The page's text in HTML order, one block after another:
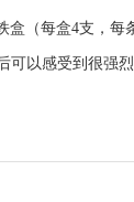
盒（每盒4支，
可以感受到很强